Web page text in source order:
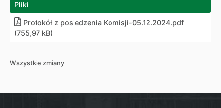
Pliki
Protokół z posiedzenia Komisji-05.12.2024.pdf
(755,97 kB)
Wszystkie zmiany